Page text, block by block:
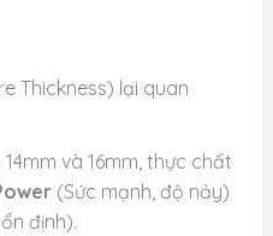
Thickness) lại quan
và 16mm, thực chất
(Sức mạnh, độ nảy)
định).